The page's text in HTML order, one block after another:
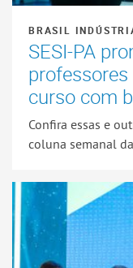
BRASIL
SESI-PA
professores
curso com
Confira essas e
coluna semanal da